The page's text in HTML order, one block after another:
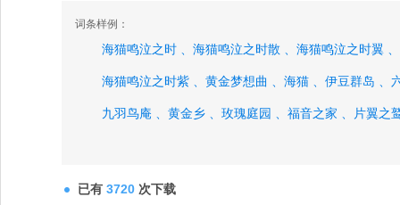
词条样例：
海猫鸣泣之时 、 海猫鸣泣之时散 、 海猫鸣泣之时翼 、
海猫鸣泣之时紫 、 黄金梦想曲 、 海猫 、 伊豆群岛 、
九羽鸟庵 、 黄金乡 、 玫瑰庭园 、 福音之家 、 片翼之
已有 3720 次下载